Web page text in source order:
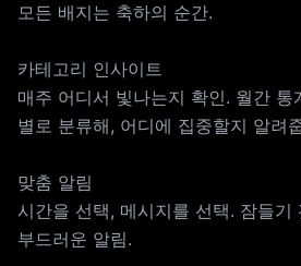
모든 배지는 축하의 순간.
카테고리 인사이트
매주 어디서 빛나는지 확인. 월간 통
별로 분류해, 어디에 집중할지 알려
맞춤 알림
시간을 선택, 메시지를 선택. 잠들기
부드러운 알림.